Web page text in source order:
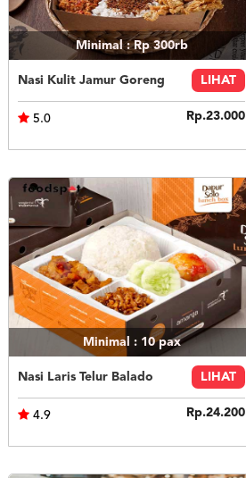
Minimal : Rp 300rb
Nasi Kulit Jamur Goreng LIHAT
5.0 Rp.23.000
Minimal : 10pax
Nasi Laris Telur Balado LIHAT
4.9 Rp.24.200